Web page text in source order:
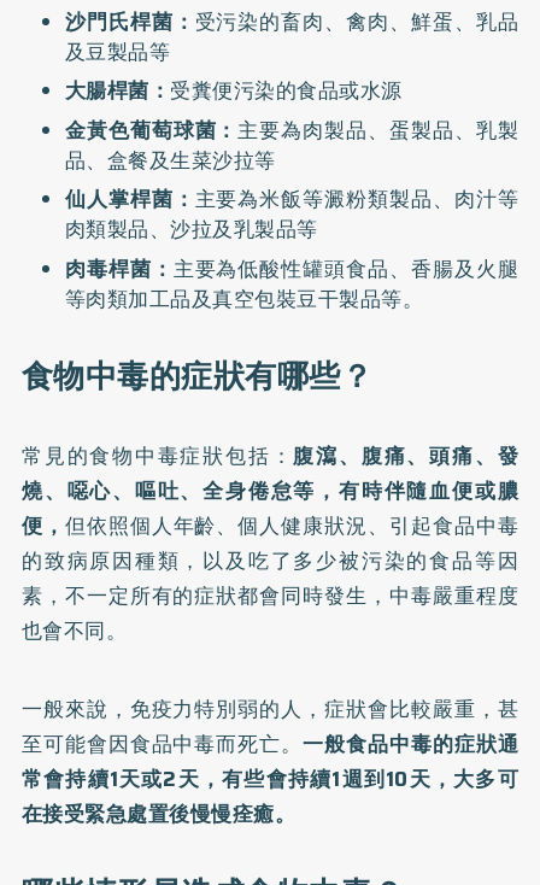
沙門氏桿菌： 受污染的畜肉、禽肉、鮮蛋、乳品
及豆製品等
大腸桿菌： 受糞便污染的食品或水源
金黃色葡萄球菌：主要為肉製品、蛋製品、乳製
品、盒餐及生菜沙拉等
仙人掌桿菌： 主要為米飯等澱粉類製品、肉汁等
肉類製品、沙拉及乳製品等
肉毒桿菌： 主要為低酸性罐頭食品、香腸及火腿
等肉類加工品及真空包裝豆干製品等。
食物中毒的症狀有哪些？
常見的食物中毒症狀包括：腹瀉、腹痛、頭痛、發
燒、噁心、嘔吐、全身倦怠等，有時伴隨血便或膿
便， 但依照個人年齡、個人健康狀況、引起食品中毒
的致病原因種類，以及吃了多少被污染的食品等因
素，不一定所有的症狀都會同時發生，中毒嚴重程度
也會不同。
一般來說，免疫力特別弱的人，症狀會比較嚴重，甚
至可能會因食品中毒而死亡。一般食品中毒的症狀通
常會持續1天或2天，有些會持續1週到10天，大多可
在接受緊急處置後慢慢痊癒。